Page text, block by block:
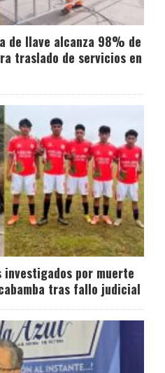
de Ilave alcanza 98% de
traslado de servicios en
por muerte
tras fallo judicial